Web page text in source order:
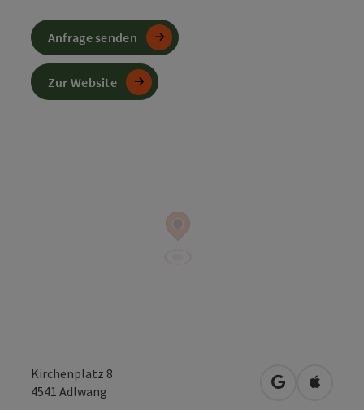
Kirchenplatz 8
4541 Adlwang in Google
in
Anfrage senden
Zur Website